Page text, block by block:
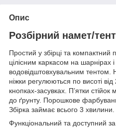
Опис
Розбірний намет/тент
Простий у збірці та компактний
цілісним каркасом на шарнірах
водовідштовхувальним тентом.
ніжки регулюються по висоті
кнопках-засувках. П’ятки
до ґрунту. Порошкове
Збірка займає всього 3 хвилини.
Функціональний та доступний